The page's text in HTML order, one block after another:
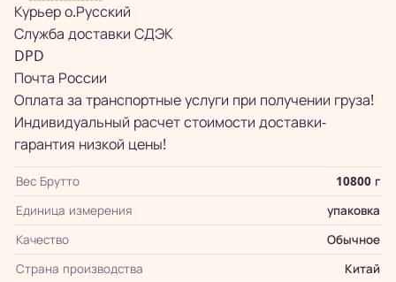
Курьер о.Русский
Служба доставки СДЭК
DPD
Почта России
Оплата за транспортные услуги при получении груза!
Индивидуальный расчет стоимости доставки-
гарантия низкой цены!
Вес Брутто
10800 г
Единица измерения
упаковка
Качество
Обычное
Страна производства
Китай